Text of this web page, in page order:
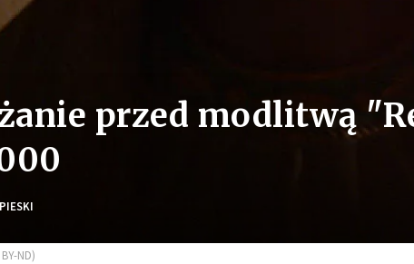
przed modlitwą
ND)